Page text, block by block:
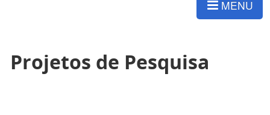
MENU
Projetos de Pesquisa